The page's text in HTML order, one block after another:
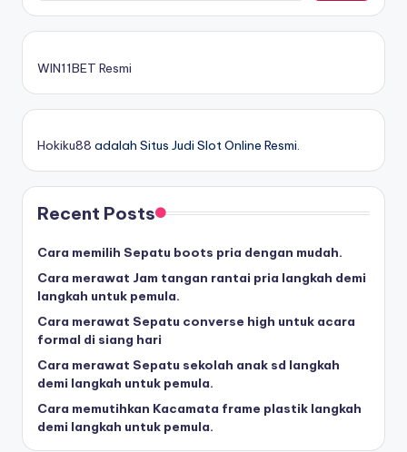
WIN11BET Resmi
Hokiku88 adalah Situs Judi Slot Online Resmi.
Recent Posts
Cara memilih Sepatu boots pria dengan mudah.
Cara merawat Jam tangan rantai pria langkah demi
langkah untuk pemula.
Cara merawat Sepatu converse high untuk acara
formal di siang hari
Cara merawat Sepatu sekolah anak sd langkah
demi langkah untuk pemula.
Cara memutihkan Kacamata frame plastik langkah
demi langkah untuk pemula.